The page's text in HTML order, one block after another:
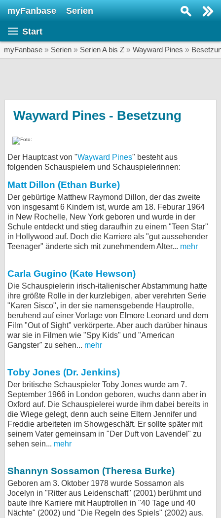
myFanbase Serien
Start
myFanbase » Serien » Serien A bis Z » Wayward Pines »
Wayward Pines - Besetzung
Der Hauptcast von "Wayward Pines" besteht aus
folgenden Schauspielern und Schauspielerinnen:
Matt Dillon (Ethan Burke)
Der gebürtige Matthew Raymond Dillon, der das zweite
von insgesamt 6 Kindern ist, wurde am 18. Feburar 1964
in New Rochelle, New York geboren und wurde in der
Schule entdeckt und stieg daraufhin zu einem "Teen Star"
in Hollywood auf. Doch die Karriere als "gut aussehender
Teenager" änderte sich mit zunehmendem Alter... mehr
Carla Gugino (Kate Hewson)
Die Schauspielerin irisch-italienischer Abstammung hatte
ihre größte Rolle in der kurzlebigen, aber verehrten Serie
"Karen Sisco", in der sie namensgebende Hauptrolle,
beruhend auf einer Vorlage von Elmore Leonard und dem
Film "Out of Sight" verkörperte. Aber auch darüber hinaus
war sie in Filmen wie "Spy Kids" und "American
Gangster" zu sehen... mehr
Toby Jones (Dr. Jenkins)
Der britische Schauspieler Toby Jones wurde am 7.
September 1966 in London geboren, wuchs dann aber in
Oxford auf. Die Schauspielerei wurde ihm dabei bereits in
die Wiege gelegt, denn auch seine Eltern Jennifer und
Freddie arbeiteten im Showgeschäft. Er sollte später mit
seinem Vater gemeinsam in "Der Duft von Lavendel" zu
sehen sein... mehr
Shannyn Sossamon (Theresa Burke)
Geboren am 3. Oktober 1978 wurde Sossamon als
Jocelyn in "Ritter aus Leidenschaft" (2001) berühmt und
baute ihre Karriere mit Hauptrollen in "40 Tage und 40
Nächte" (2002) und "Die Regeln des Spiels" (2002) aus.
SERIEN
Specials
Gewinnspiele
Forum
bei X
Kontakt
Nutzungsbedingungen
Datenschutz
Impressum
Desktop-Ansicht
myFanbase